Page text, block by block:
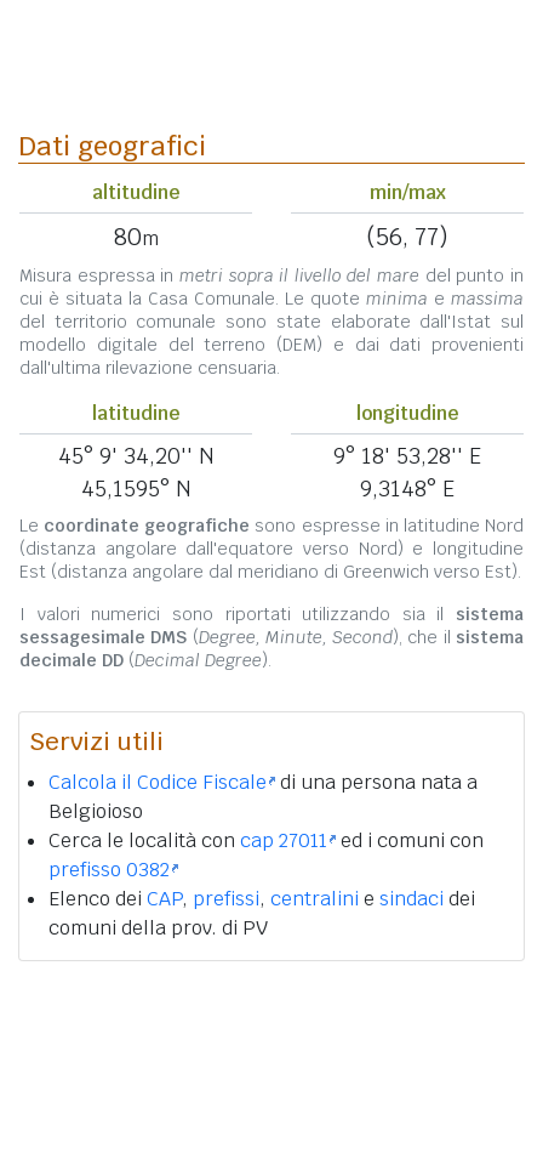
Dati geografici
altitudine
80m
min/max
(56, 77)
Misura espressa in metri sopra il livello del mare del punto in
cui è situata la Casa Comunale. Le quote minima e massima
del territorio comunale sono state elaborate dall'Istat sul
modello digitale del terreno (DEM) e dai dati provenienti
dall'ultima rilevazione censuaria.
latitudine
45° 9' 34,20'' N
45,1595° N
longitudine
9° 18' 53,28'' E
9,3148° E
Le coordinate geografiche sono espresse in latitudine Nord
(distanza angolare dall'equatore verso Nord) e longitudine
Est (distanza angolare dal meridiano di Greenwich verso Est).
I valori numerici sono riportati utilizzando sia il sistema
sessagesimale DMS (Degree, Minute, Second), che il sistema
decimale DD (Decimal Degree).
Servizi utili
Calcola il Codice Fiscale di una persona nata a
Belgioioso
Cerca le località con cap 27011 ed i comuni con
prefisso 0382
Elenco dei CAP, prefissi, centralini e sindaci dei
comuni della prov. di PV